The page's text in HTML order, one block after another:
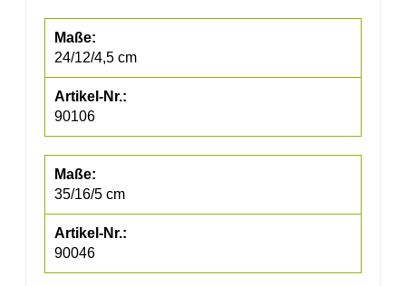
24/12/4,5 cm
90106
35/16/5 cm
90046